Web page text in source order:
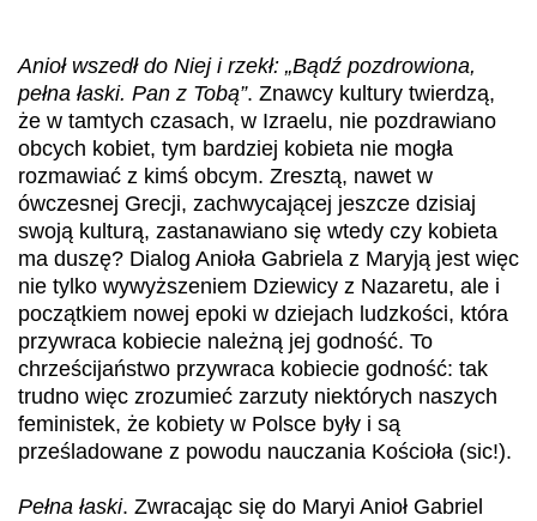
Anioł wszedł do Niej i rzekł: „Bądź pozdrowiona,
pełna łaski. Pan z Tobą”. Znawcy kultury twierdzą,
że w tamtych czasach, w Izraelu, nie pozdrawiano
obcych kobiet, tym bardziej kobieta nie mogła
rozmawiać z kimś obcym. Zresztą, nawet w
ówczesnej Grecji, zachwycającej jeszcze dzisiaj
swoją kulturą, zastanawiano się wtedy czy kobieta
ma duszę? Dialog Anioła Gabriela z Maryją jest więc
nie tylko wywyższeniem Dziewicy z Nazaretu, ale i
początkiem nowej epoki w dziejach ludzkości, która
przywraca kobiecie należną jej godność. To
chrześcijaństwo przywraca kobiecie godność: tak
trudno więc zrozumieć zarzuty niektórych naszych
feministek, że kobiety w Polsce były i są
prześladowane z powodu nauczania Kościoła (sic!).
Pełna łaski. Zwracając się do Maryi Anioł Gabriel